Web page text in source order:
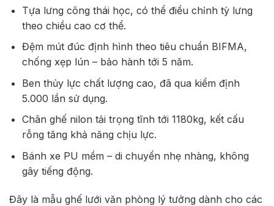
Tựa lưng công thái học, có thể điều chỉnh tỳ lưng
theo chiều cao cơ thể.
Đệm mút đúc định hình theo tiêu chuẩn BIFMA,
chống xẹp lún – bảo hành tới 5 năm.
Ben thủy lực chất lượng cao, đã qua kiểm định
5.000 lần sử dụng.
Chân ghế nilon tải trọng tĩnh tới 1180kg, kết cấu
rỗng tăng khả năng chịu lực.
Bánh xe PU mềm – di chuyển nhẹ nhàng, không
gây tiếng động.
Đây là mẫu ghế lưới văn phòng lý tưởng dành cho các